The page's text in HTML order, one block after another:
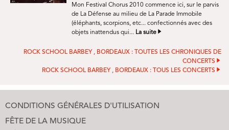
Mon Festival Chorus 2010 commence ici, sur le parvis
de La Défense au milieu de La Parade Immobile
(éléphants, scorpions, etc... confectionnés avec des
objets inattendus qui... La suite
ROCK SCHOOL BARBEY , BORDEAUX : TOUTES LES CHRONIQUES DE
CONCERTS
ROCK SCHOOL BARBEY , BORDEAUX : TOUS LES CONCERTS
CONDITIONS GÉNÉRALES D'UTILISATION
FÊTE DE LA MUSIQUE